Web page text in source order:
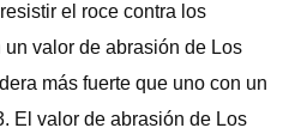
el roce contra los
valor de abrasión de Los
más fuerte que uno con un
El valor de abrasión de Los